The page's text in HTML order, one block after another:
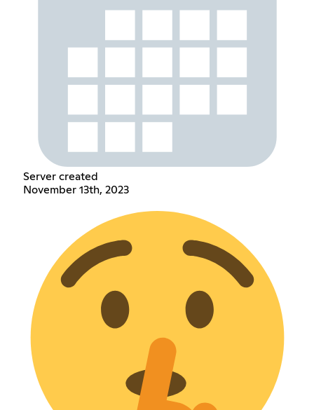
Server created
November 13th, 2023